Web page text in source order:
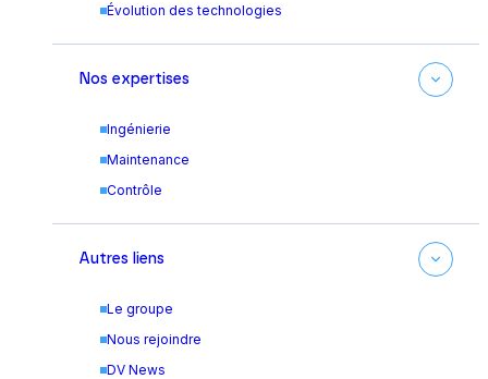
Évolution des technologies
Nos expertises
Ingénierie
Maintenance
Contrôle
Autres liens
Le groupe
Nous rejoindre
DV News